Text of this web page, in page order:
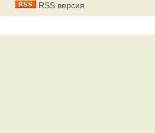
RSS версия